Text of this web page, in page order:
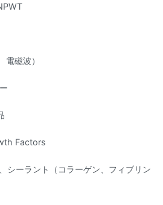
磁波）
Factors
シーラント（コラーゲン、フィブリン